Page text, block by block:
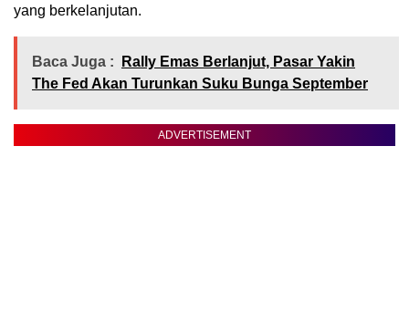
yang berkelanjutan.
Baca Juga :
Rally Emas Berlanjut, Pasar Yakin
The Fed Akan Turunkan Suku Bunga September
ADVERTISEMENT